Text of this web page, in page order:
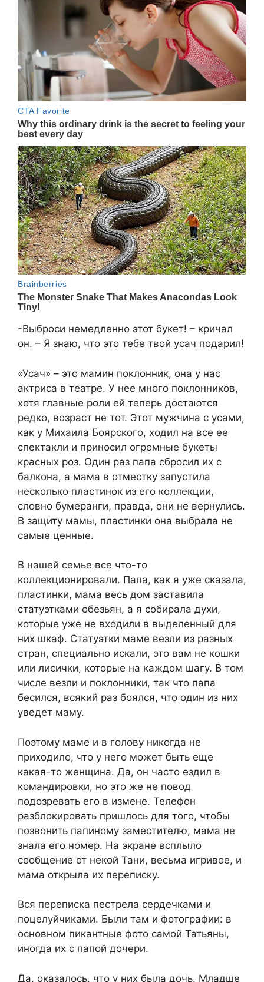
-Выброси немедленно этот букет! – кричал
он. – Я знаю, что это тебе твой усач подарил!
«Усач» – это мамин поклонник, она у нас
актриса в театре. У нее много поклонников,
хотя главные роли ей теперь достаются
редко, возраст не тот. Этот мужчина с усами,
как у Михаила Боярского, ходил на все ее
спектакли и приносил огромные букеты
красных роз. Один раз папа сбросил их с
балкона, а мама в отместку запустила
несколько пластинок из его коллекции,
словно бумеранги, правда, они не вернулись.
В защиту мамы, пластинки она выбрала не
самые ценные.
В нашей семье все что-то
коллекционировали. Папа, как я уже сказала,
пластинки, мама весь дом заставила
статуэтками обезьян, а я собирала духи,
которые уже не входили в выделенный для
них шкаф. Статуэтки маме везли из разных
стран, специально искали, это вам не кошки
или лисички, которые на каждом шагу. В том
числе везли и поклонники, так что папа
бесился, всякий раз боялся, что один из них
уведет маму.
Поэтому маме и в голову никогда не
приходило, что у него может быть еще
какая-то женщина. Да, он часто ездил в
командировки, но это же не повод
подозревать его в измене. Телефон
разблокировать пришлось для того, чтобы
позвонить папиному заместителю, мама не
знала его номер. На экране всплыло
сообщение от некой Тани, весьма игривое, и
мама открыла их переписку.
Вся переписка пестрела сердечками и
поцелуйчиками. Были там и фотографии: в
основном пикантные фото самой Татьяны,
иногда их с папой дочери.
Да, оказалось, что у них была дочь. Младше